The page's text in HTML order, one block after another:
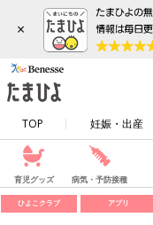
×
TOP 妊娠・出産
育児グッズ 病気・予防接種
ひよこクラブ アプリ